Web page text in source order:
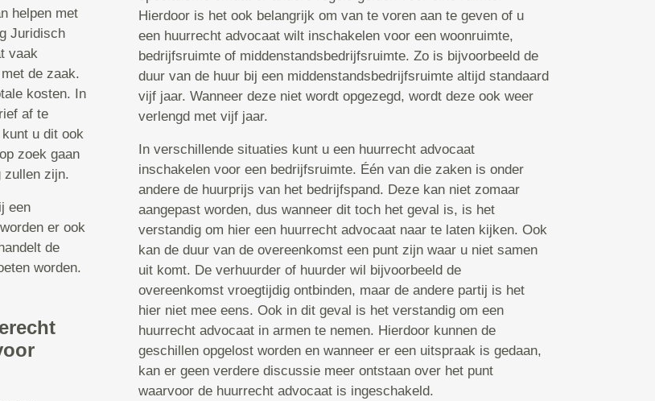
helpen met
Juridisch
vaak
de zaak.
kosten. In
af te
u dit ook
zoek gaan
zullen zijn.
een
er ook
de
worden.
Hierdoor is het ook belangrijk om van te voren aan te geven of u
een huurrecht advocaat wilt inschakelen voor een woonruimte,
bedrijfsruimte of middenstandsbedrijfsruimte. Zo is bijvoorbeeld de
duur van de huur bij een middenstandsbedrijfsruimte altijd standaard
vijf jaar. Wanneer deze niet wordt opgezegd, wordt deze ook weer
verlengd met vijf jaar.
In verschillende situaties kunt u een huurrecht advocaat
inschakelen voor een bedrijfsruimte. Één van die zaken is onder
andere de huurprijs van het bedrijfspand. Deze kan niet zomaar
aangepast worden, dus wanneer dit toch het geval is, is het
verstandig om hier een huurrecht advocaat naar te laten kijken. Ook
kan de duur van de overeenkomst een punt zijn waar u niet samen
uit komt. De verhuurder of huurder wil bijvoorbeeld de
overeenkomst vroegtijdig ontbinden, maar de andere partij is het
hier niet mee eens. Ook in dit geval is het verstandig om een
huurrecht advocaat in armen te nemen. Hierdoor kunnen de
geschillen opgelost worden en wanneer er een uitspraak is gedaan,
kan er geen verdere discussie meer ontstaan over het punt
waarvoor de huurrecht advocaat is ingeschakeld.